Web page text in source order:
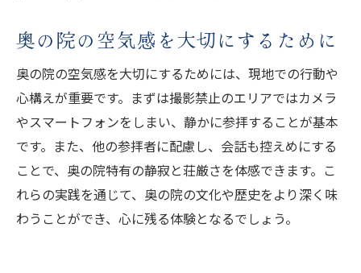
奥の院の空気感を大切にするために
奥の院の空気感を大切にするためには、現地での行動や
心構えが重要です。まずは撮影禁止のエリアではカメラ
やスマートフォンをしまい、静かに参拝することが基本
です。また、他の参拝者に配慮し、会話も控えめにする
ことで、奥の院特有の静寂と荘厳さを体感できます。こ
れらの実践を通じて、奥の院の文化や歴史をより深く味
わうことができ、心に残る体験となるでしょう。